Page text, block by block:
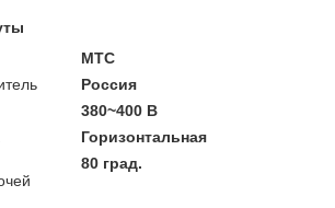
МТС
Россия
380~400 В
Горизонтальная
80 град.